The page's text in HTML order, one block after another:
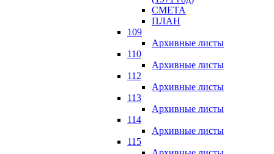
СМЕTA
ПЛАН
109
Архивные листы
110
Архивные листы
112
Архивные листы
113
Архивные листы
114
Архивные листы
115